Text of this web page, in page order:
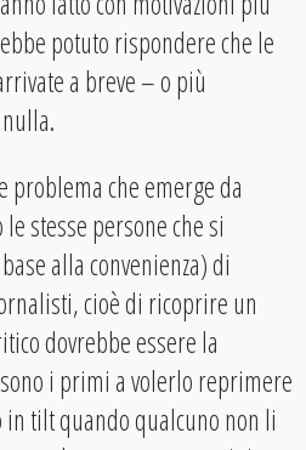
potuto rispondere che le
a breve – o più
problema che emerge da
stesse persone che si
alla convenienza) di
cioè di ricoprire un
dovrebbe essere la
i primi a volerlo reprimere
tilt quando qualcuno non li